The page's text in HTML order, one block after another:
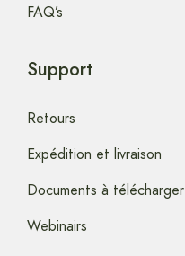
FAQ’s
Support
Retours
Expédition et livraison
Documents à télécharger
Webinairs